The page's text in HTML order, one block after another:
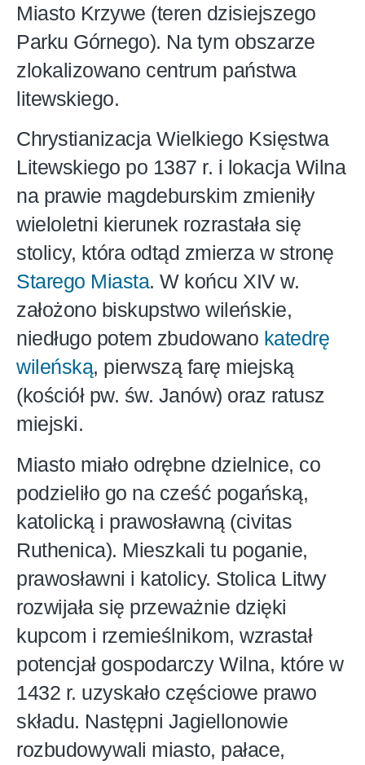
Miasto Krzywe (teren dzisiejszego
Parku Górnego). Na tym obszarze
zlokalizowano centrum państwa
litewskiego.
Chrystianizacja Wielkiego Księstwa
Litewskiego po 1387 r. i lokacja Wilna
na prawie magdeburskim zmieniły
wieloletni kierunek rozrastała się
stolicy, która odtąd zmierza w stronę
Starego Miasta. W końcu XIV w.
założono biskupstwo wileńskie,
niedługo potem zbudowano katedrę
wileńską, pierwszą farę miejską
(kościół pw. św. Janów) oraz ratusz
miejski.
Miasto miało odrębne dzielnice, co
podzieliło go na cześć pogańską,
katolicką i prawosławną (civitas
Ruthenica). Mieszkali tu poganie,
prawosławni i katolicy. Stolica Litwy
rozwijała się przeważnie dzięki
kupcom i rzemieślnikom, wzrastał
potencjał gospodarczy Wilna, które w
1432 r. uzyskało częściowe prawo
składu. Następni Jagiellonowie
rozbudowywali miasto, pałace,